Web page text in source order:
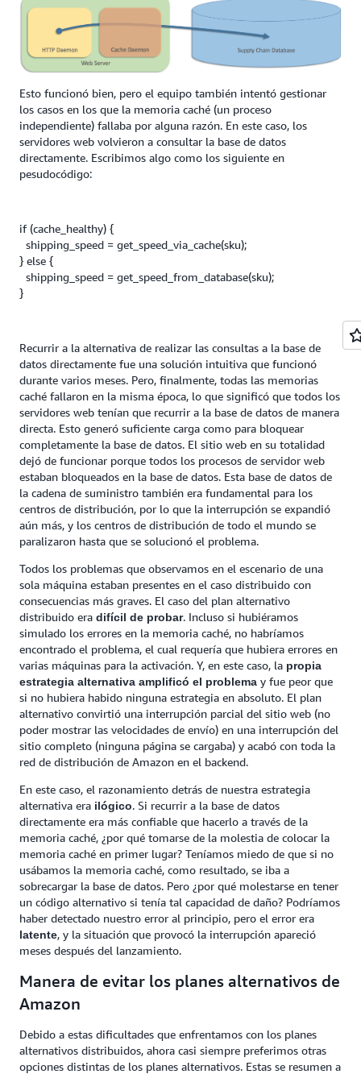
Esto funcionó bien, pero el equipo también intentó gestionar
los casos en los que la memoria caché (un proceso
independiente) fallaba por alguna razón. En este caso, los
servidores web volvieron a consultar la base de datos
directamente. Escribimos algo como los siguiente en
pesudocódigo:
if (cache_healthy) {
shipping_speed = get_speed_via_cache(sku);
} else {
shipping_speed = get_speed_from_database(sku);
}
Recurrir a la alternativa de realizar las consultas a la base de
datos directamente fue una solución intuitiva que funcionó
durante varios meses. Pero, finalmente, todas las memorias
caché fallaron en la misma época, lo que significó que todos los
servidores web tenían que recurrir a la base de datos de manera
directa. Esto generó suficiente carga como para bloquear
completamente la base de datos. El sitio web en su totalidad
dejó de funcionar porque todos los procesos de servidor web
estaban bloqueados en la base de datos. Esta base de datos de
la cadena de suministro también era fundamental para los
centros de distribución, por lo que la interrupción se expandió
aún más, y los centros de distribución de todo el mundo se
paralizaron hasta que se solucionó el problema.
Todos los problemas que observamos en el escenario de una
sola máquina estaban presentes en el caso distribuido con
consecuencias más graves. El caso del plan alternativo
distribuido era difícil de probar. Incluso si hubiéramos
simulado los errores en la memoria caché, no habríamos
encontrado el problema, el cual requería que hubiera errores en
varias máquinas para la activación. Y, en este caso, la propia
estrategia alternativa amplificó el problema y fue peor que
si no hubiera habido ninguna estrategia en absoluto. El plan
alternativo convirtió una interrupción parcial del sitio web (no
poder mostrar las velocidades de envío) en una interrupción del
sitio completo (ninguna página se cargaba) y acabó con toda la
red de distribución de Amazon en el backend.
En este caso, el razonamiento detrás de nuestra estrategia
alternativa era ilógico. Si recurrir a la base de datos
directamente era más confiable que hacerlo a través de la
memoria caché, ¿por qué tomarse de la molestia de colocar la
memoria caché en primer lugar? Teníamos miedo de que si no
usábamos la memoria caché, como resultado, se iba a
sobrecargar la base de datos. Pero ¿por qué molestarse en tener
un código alternativo si tenía tal capacidad de daño? Podríamos
haber detectado nuestro error al principio, pero el error era
latente, y la situación que provocó la interrupción apareció
meses después del lanzamiento.
Manera de evitar los planes alternativos de
Amazon
Debido a estas dificultades que enfrentamos con los planes
alternativos distribuidos, ahora casi siempre preferimos otras
opciones distintas de los planes alternativos. Estas se resumen a